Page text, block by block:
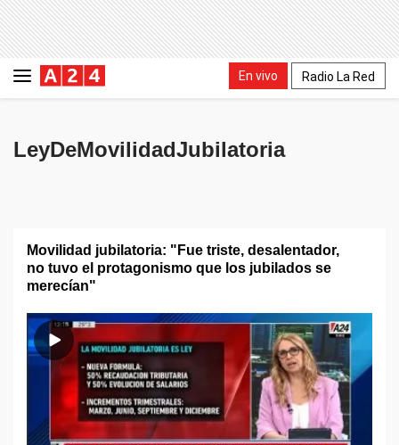
En vivo Radio La Red
LeyDeMovilidadJubilatoria
Movilidad jubilatoria: "Fue triste, desalentador,
no tuvo el protagonismo que los jubilados se
merecían"